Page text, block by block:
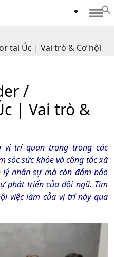
tại Úc | Vai trò & Cơ hội
/
| Vai trò &
vị trí quan trọng trong các
sóc sức khỏe và công tác xã
nhân sự mà còn đảm bảo
phát triển của đội ngũ. Tìm
việc làm của vị trí này qua